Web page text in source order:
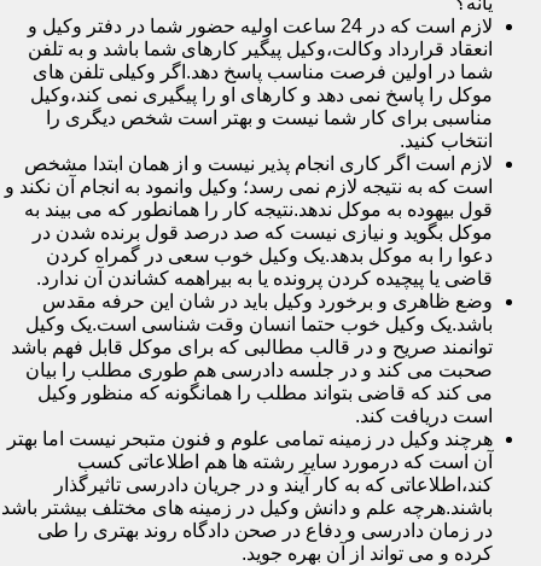
لازم است که در 24 ساعت اولیه حضور شما در دفتر وکیل و
انعقاد قرارداد وکالت،وکیل پیگیر کارهای شما باشد و به تلفن
شما در اولین فرصت مناسب پاسخ دهد.اگر وکیلی تلفن های
موکل را پاسخ نمی دهد و کارهای او را پیگیری نمی کند،وکیل
مناسبی برای کار شما نیست و بهتر است شخص دیگری را
انتخاب کنید.
لازم است اگر کاری انجام پذیر نیست و از همان ابتدا مشخص
است که به نتیجه لازم نمی رسد؛ وکیل وانمود به انجام آن نکند و
قول بیهوده به موکل ندهد.نتیجه کار را همانطور که می بیند به
موکل بگوید و نیازی نیست که صد درصد قول برنده شدن در
دعوا را به موکل بدهد.یک وکیل خوب سعی در گمراه کردن
قاضی یا پیچیده کردن پرونده یا به بیراهمه کشاندن آن ندارد.
وضع ظاهری و برخورد وکیل باید در شان این حرفه مقدس
باشد.یک وکیل خوب حتما انسان وقت شناسی است.یک وکیل
توانمند صریح و در قالب مطالبی که برای موکل قابل فهم باشد
صحبت می کند و در جلسه دادرسی هم طوری مطلب را بیان
می کند که قاضی بتواند مطلب را همانگونه که منظور وکیل
است دریافت کند.
هرچند وکیل در زمینه تمامی علوم و فنون متبحر نیست اما بهتر
آن است که درمورد سایر رشته ها هم اطلاعاتی کسب
کند،اطلاعاتی که به کار آیند و در جریان دادرسی تاثیرگذار
باشند.هرچه علم و دانش وکیل در زمینه های مختلف بیشتر باشد
در زمان دادرسی و دفاع در صحن دادگاه روند بهتری را طی
کرده و می تواند از آن بهره جوید.